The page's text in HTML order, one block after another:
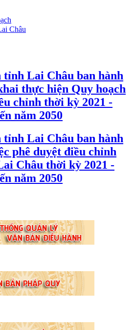
Châu
tỉnh Lai Châu ban hành
thực hiện Quy hoạch
chỉnh thời kỳ 2021 -
năm 2050
tỉnh Lai Châu ban hành
phê duyệt điều chỉnh
Châu thời kỳ 2021 -
năm 2050